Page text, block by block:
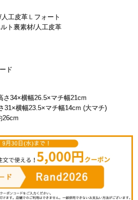
工皮革Ｌフォート
ト裏素材/人工皮革
ド
さ34×横幅26.5×マチ幅21cm
31×横幅23.5×マチ幅14cm (大マチ)
26cm